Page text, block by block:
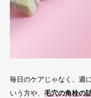
毎日のケアじゃなく、週
いう方や、 毛穴の角栓の